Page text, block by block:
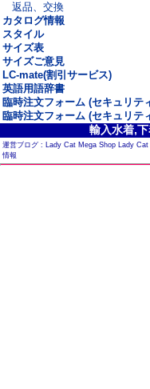
返品、交換
カタログ情報
スタイル
サイズ表
サイズご意見
LC-mate(割引サービス)
英語用語辞書
臨時注文フォーム (セキュリテ
臨時注文フォーム (セキュリテ
輸入水着,
運営ブログ : Lady Cat Mega Shop Lady
情報